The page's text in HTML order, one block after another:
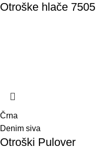
Otroške hlače 7505
Črna
Denim siva
Otroški Pulover